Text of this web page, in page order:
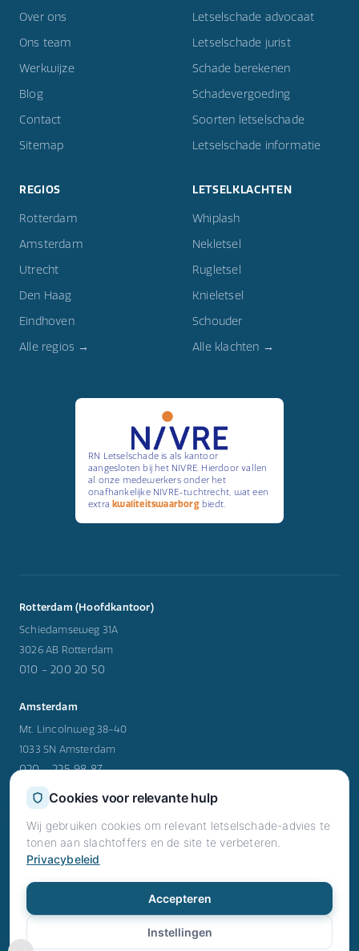
Over ons
Ons team
Werkwijze
Blog
Contact
Sitemap
Letselschade advocaat
Letselschade jurist
Schade berekenen
Schadevergoeding
Soorten letselschade
Letselschade informatie
REGIOS
Rotterdam
Amsterdam
Utrecht
Den Haag
Eindhoven
Alle regios →
LETSELKLACHTEN
Whiplash
Nekletsel
Rugletsel
Knieletsel
Schouder
Alle klachten →
RN Letselschade is als kantoor
aangesloten bij het NIVRE. Hierdoor vallen
al onze medewerkers onder het
onafhankelijke NIVRE-tuchtrecht, wat een
extra kwaliteitswaarborgbiedt.
Rotterdam (Hoofdkantoor)
Schiedamseweg 31A
3026 AB Rotterdam
010 - 200 20 50
Amsterdam
Mt. Lincolnweg 38-40
1033 SN Amsterdam
020 - 225 98 87
Utrecht
Rijnzathe 12
3454 PV Utrecht
030 - 202 47 39
© 2026 RN Letselschade. Alle rechten voorbehouden.
Privacy · Voorwaarden · Cookies ·
info@rnletselschade.nl
Cookies voor relevante hulp
Wij gebruiken cookies om relevant letselschade-advies te
tonen aan slachtoffers en de site te verbeteren.
Privacybeleid
Instellingen
Accepteren